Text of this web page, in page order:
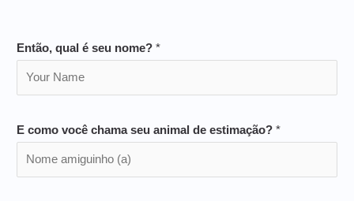
Então, qual é seu nome? *
E como você chama seu animal de estimação? *